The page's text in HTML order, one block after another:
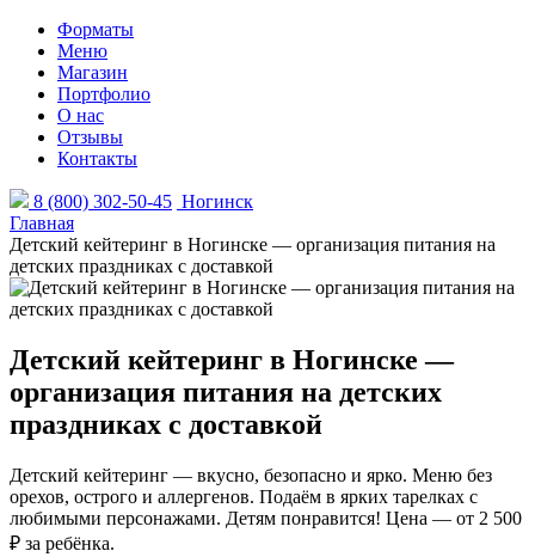
Форматы
Меню
Магазин
Портфолио
О нас
Отзывы
Контакты
8 (800) 302-50-45 Ногинск
Главная
Детский кейтеринг в Ногинске — организация питания на
детских праздниках с доставкой
Детский кейтеринг в Ногинске —
организация питания на детских
праздниках с доставкой
Детский кейтеринг — вкусно, безопасно и ярко. Меню без
орехов, острого и аллергенов. Подаём в ярких тарелках с
любимыми персонажами. Детям понравится! Цена — от 2 500
₽ за ребёнка.